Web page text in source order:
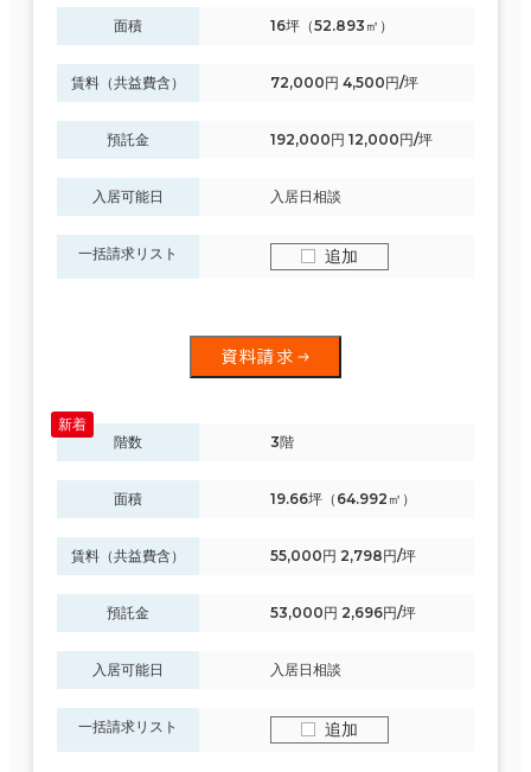
面積 16坪（52.893㎡）
賃料（共益費含） 72,000円 4,500円/坪
預託金 192,000円 12,000円/坪
入居可能日 入居日相談
一括請求リスト 追加
資料請求
階数 3階
面積 19.66坪（64.992㎡）
賃料（共益費含） 55,000円 2,798円/坪
預託金 53,000円 2,696円/坪
入居可能日 入居日相談
一括請求リスト 追加